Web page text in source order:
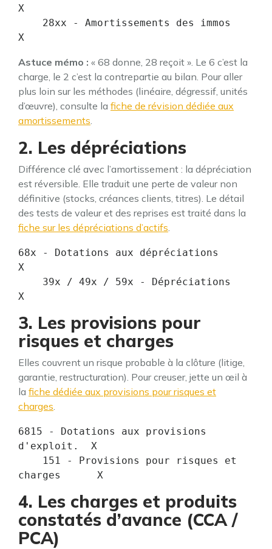
X
X
Astuce mémo : « 68 donne, 28 reçoit ». Le 6 c’est la
charge, le 2 c’est la contrepartie au bilan. Pour aller
plus loin sur les méthodes (linéaire, dégressif, unités
d’œuvre), consulte la fiche de révision dédiée aux
amortissements.
2. Les dépréciations
Différence clé avec l’amortissement : la dépréciation
est réversible. Elle traduit une perte de valeur non
définitive (stocks, créances clients, titres). Le détail
des tests de valeur et des reprises est traité dans la
fiche sur les dépréciations d’actifs.
68x - Dotations aux dépréciations
X
X
3. Les provisions pour
risques et charges
Elles couvrent un risque probable à la clôture (litige,
garantie, restructuration). Pour creuser, jette un œil à
la fiche dédiée aux provisions pour risques et
charges.
6815 - Dotations aux provisions
d'exploit.  X
charges      X
4. Les charges et produits
constatés d’avance (CCA /
PCA)